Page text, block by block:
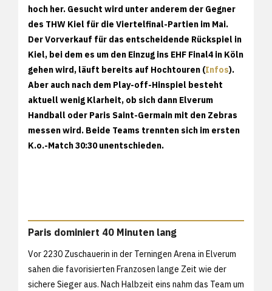
hoch her. Gesucht wird unter anderem der Gegner
des THW Kiel für die Viertelfinal-Partien im Mai.
Der Vorverkauf für das entscheidende Rückspiel in
Kiel, bei dem es um den Einzug ins EHF Final4 in Köln
gehen wird, läuft bereits auf Hochtouren (Infos).
Aber auch nach dem Play-off-Hinspiel besteht
aktuell wenig Klarheit, ob sich dann Elverum
Handball oder Paris Saint-Germain mit den Zebras
messen wird. Beide Teams trennten sich im ersten
K.o.-Match 30:30 unentschieden.
Paris dominiert 40 Minuten lang
Vor 2230 Zuschauerin in der Terningen Arena in Elverum
sahen die favorisierten Franzosen lange Zeit wie der
sichere Sieger aus. Nach Halbzeit eins nahm das Team um